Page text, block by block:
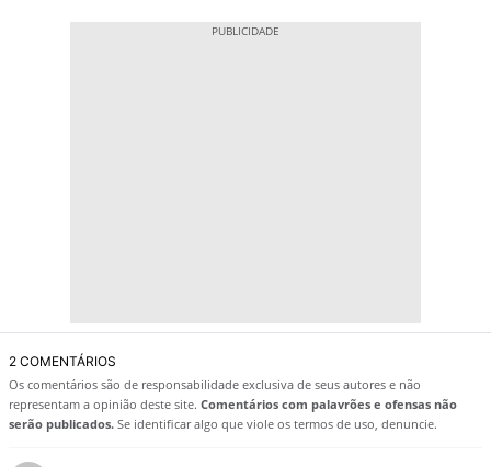
2 COMENTÁRIOS
Os comentários são de responsabilidade exclusiva de seus autores e não
representam a opinião deste site. Comentários com palavrões e ofensas não
serão publicados. Se identificar algo que viole os termos de uso, denuncie.